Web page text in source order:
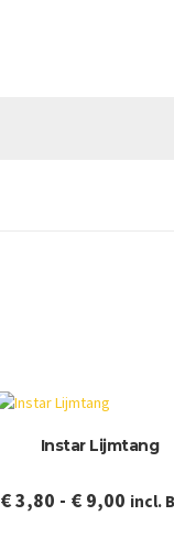
Instar Lijmtang
€3,80 - €9,00 incl.